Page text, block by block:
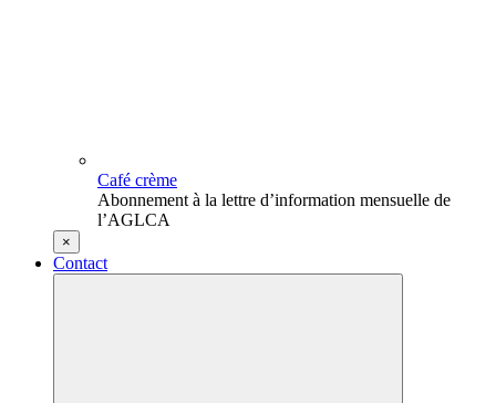
Café crème
Abonnement à la lettre d’information mensuelle de
l’AGLCA
×
Contact